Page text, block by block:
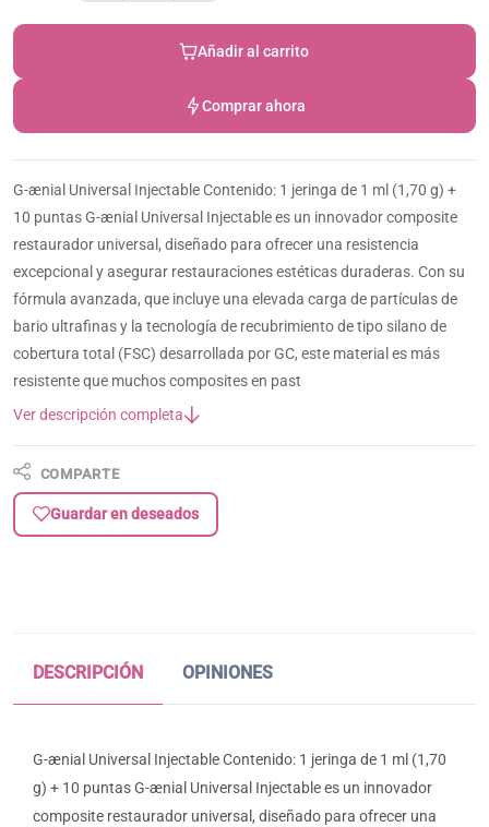
Añadir al carrito
Comprar ahora
G-ænial Universal Injectable Contenido: 1 jeringa de 1 ml (1,70 g) +
10 puntas G-ænial Universal Injectable es un innovador composite
restaurador universal, diseñado para ofrecer una resistencia
excepcional y asegurar restauraciones estéticas duraderas. Con su
fórmula avanzada, que incluye una elevada carga de partículas de
bario ultrafinas y la tecnología de recubrimiento de tipo silano de
cobertura total (FSC) desarrollada por GC, este material es más
resistente que muchos composites en past
Ver descripción completa
COMPARTE
Guardar en deseados
DESCRIPCIÓN OPINIONES
G-ænial Universal Injectable Contenido: 1 jeringa de 1 ml (1,70
g) + 10 puntas G-ænial Universal Injectable es un innovador
composite restaurador universal, diseñado para ofrecer una